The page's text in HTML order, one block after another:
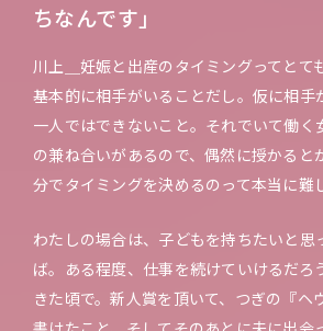
ちなんです」
川上＿妊娠と出産のタイミングってとて
基本的に相手がいることだし。仮に相手
一人ではできないこと。それでいて働く
の兼ね合いがあるので、偶然に授かると
分でタイミングを決めるのって本当に難
わたしの場合は、子どもを持ちたいと思
ば。ある程度、仕事を続けていけるだろ
きた頃で。新人賞を頂いて、つぎの『ヘ